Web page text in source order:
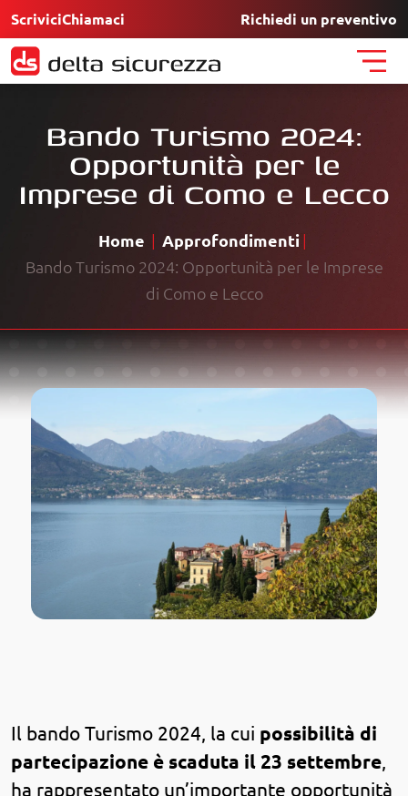
ScriviciChiamaci Richiedi un preventivo
Assistenza
Richiesta preventivo
Contatti
Casa sicura
Azienda sicura
Condominio sicuro
Prodotti
Bando Turismo 2024:
Opportunità per le
Imprese di Como e Lecco
Home
Approfondimenti
Bando Turismo 2024: Opportunità per le Imprese
di Como e Lecco
Il bando Turismo 2024, la cui possibilità di
partecipazione è scaduta il 23 settembre,
ha rappresentato un’importante opportunità